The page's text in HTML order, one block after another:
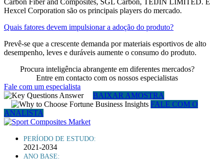
Hexcel Corporation são os principais players do mercado.
Quais fatores devem impulsionar a adoção do produto?
Prevê-se que a crescente demanda por materiais esportivos de alto
desempenho, leves e duráveis ​​aumente o consumo do produto.
Procura inteligência abrangente em diferentes mercados?
Entre em contacto com os nossos especialistas
Fale com um especialista
BAIXAR AMOSTRA
FALE COM O
ANALISTA
PERÍODO DE ESTUDO:
2021-2034
ANO BASE: